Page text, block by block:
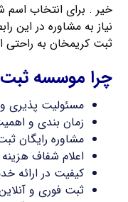
خیر . برای انتخاب اسم
نیاز به مشاوره در این
ثبت کریمخان به
چرا موسسه
مسئولیت پذیری
زمان بندی و
مشاوره رایگان
اعلام شفاف
کیفیت در ارائه
ثبت فوری و